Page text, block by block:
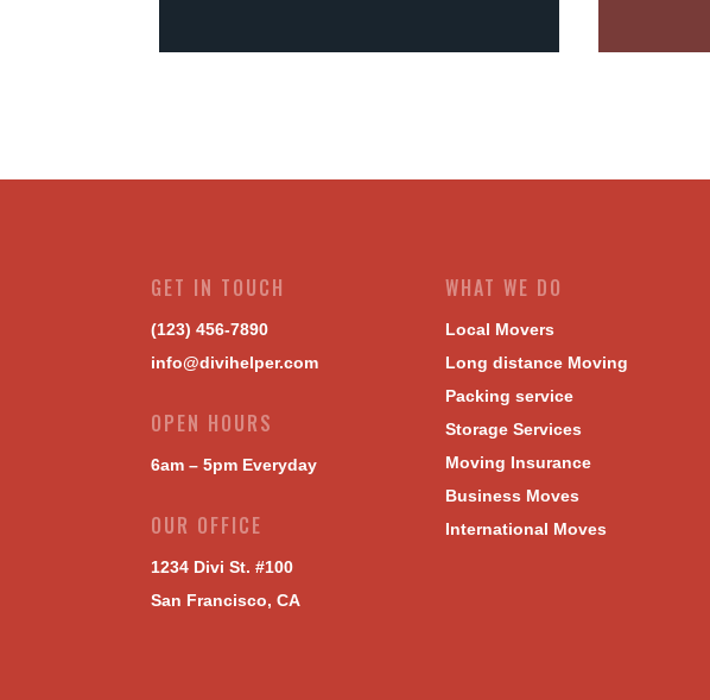
GET IN TOUCH
(123) 456-7890
info@divihelper.com
OPEN HOURS
6am – 5pm Everyday
OUR OFFICE
1234 Divi St. #100
San Francisco, CA
WHAT WE DO
Local Movers
Long distance Moving
Packing service
Storage Services
Moving Insurance
Business Moves
International Moves